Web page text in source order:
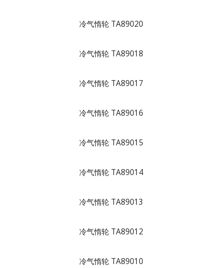
冷气惰轮 TA89020
冷气惰轮 TA89018
冷气惰轮 TA89017
冷气惰轮 TA89016
冷气惰轮 TA89015
冷气惰轮 TA89014
冷气惰轮 TA89013
冷气惰轮 TA89012
冷气惰轮 TA89010